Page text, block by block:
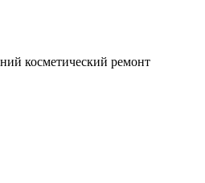
косметический ремонт